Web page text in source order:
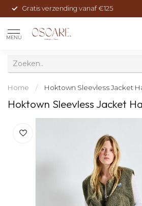
Gratis verzending vanaf €125
MENU
Home / Hoktown Sleevless Jacket
Hoktown Sleevless Jacket